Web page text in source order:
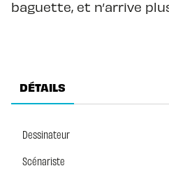
baguette, et n’arrive
DÉTAILS
Dessinateur
Scénariste